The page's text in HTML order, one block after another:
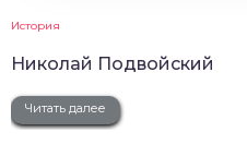
История
Николай Подвойский
Читать далее